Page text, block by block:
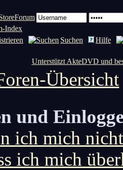
Forum
Index
Suchen Hilfe
Unterstützt AkteDVD und
Übersicht
und
ich mich
ich mich